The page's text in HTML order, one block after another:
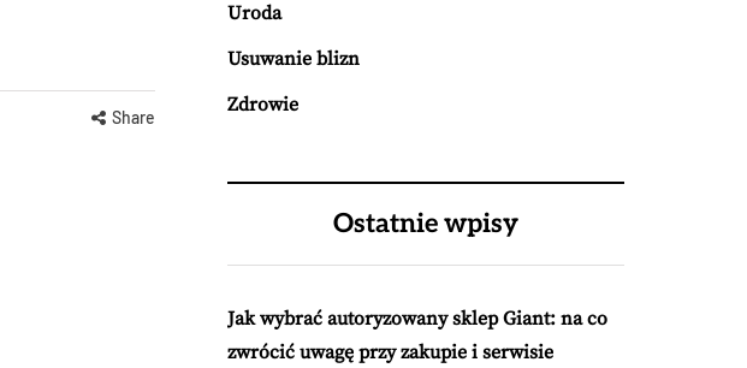
Share
Uroda
Usuwanie blizn
Zdrowie
Ostatnie wpisy
Jak wybrać autoryzowany sklep Giant: na co
zwrócić uwagę przy zakupie i serwisie